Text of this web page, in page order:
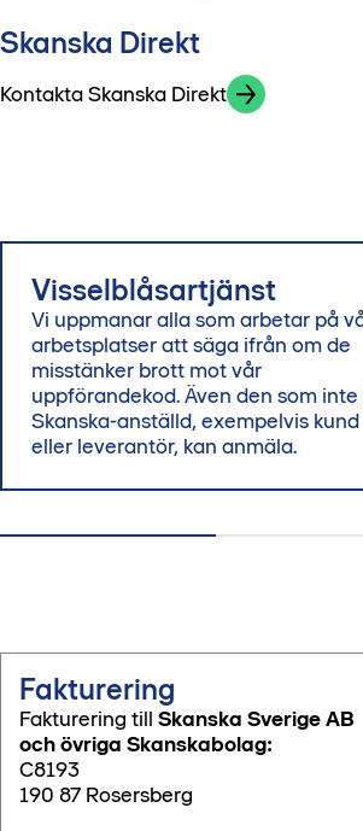
Skanska Direkt
Kontakta Skanska Direkt
Visselblåsartjänst
Vi uppmanar alla som arbetar på
arbetsplatser att säga ifrån om de
misstänker brott mot vår
uppförandekod. Även den som inte
Skanska-anställd, exempelvis kund
eller leverantör, kan anmäla.
Fakturering
Fakturering till Skanska Sverige AB
och övriga Skanskabolag:
C8193
190 87 Rosersberg